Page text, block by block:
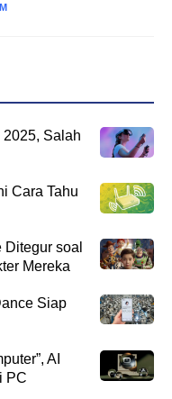
Salah
Cara Tahu
soal
Mereka
Siap
AI
PC